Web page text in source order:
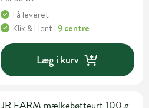
Få leveret
Klik & Hent i 9 centre
Læg i kurv